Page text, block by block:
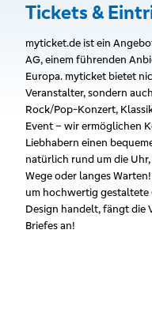
Tickets &
myticket.de ist ein
AG, einem führenden
Europa. myticket bietet
Veranstalter, sondern
Rock/Pop-Konzert,
Event – wir ermöglichen
Liebhabern einen
natürlich rund um die
Wege oder langes
um hochwertig
Design handelt, fängt die
Briefes an!